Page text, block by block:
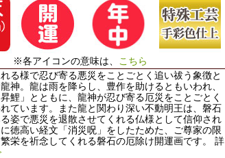
※各アイコンの意味は、 こちら
る様で忍び寄る悪災をことごとく追い祓う象徴と
神。龍は雨を降らし、豊作を助けるともいわれ、
鯉」とともに、龍神が忍び寄る厄災をことごとく
ています。また龍と関わり深い不動明王は、磐石
姿で悪災を退散させてくれる仏様として信仰され
徳高い経文「消災呪」をしたためた、ご尊家の限
栄を祈念してくれる磐石の厄除け開運画です。 詳